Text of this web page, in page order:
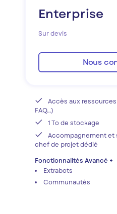
Enterprise
Sur devis
Nous
Accès aux
FAQ…)
1 To de stockage
Accompagnement et
chef de projet dédié
Fonctionnalités Avancé +
Extrabots
Communautés